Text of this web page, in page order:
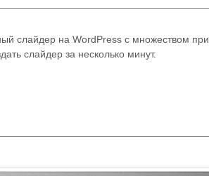
слайдер на WordPress с множеством
слайдер за несколько минут.